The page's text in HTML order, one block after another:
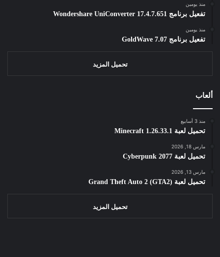
منذ يومين
تفعيل برنامج Wondershare UniConverter 17.4.7.651
منذ يومين
تفعيل برنامج GoldWave 7.07
تحميل المزيد
ألعاب
منذ 3 أسابيع
تحميل لعبة Minecraft 1.26.33.1
مارس 18, 2026
تحميل لعبة Cyberpunk 2077
مارس 13, 2026
تحميل لعبة Grand Theft Auto 2 (GTA2)
تحميل المزيد